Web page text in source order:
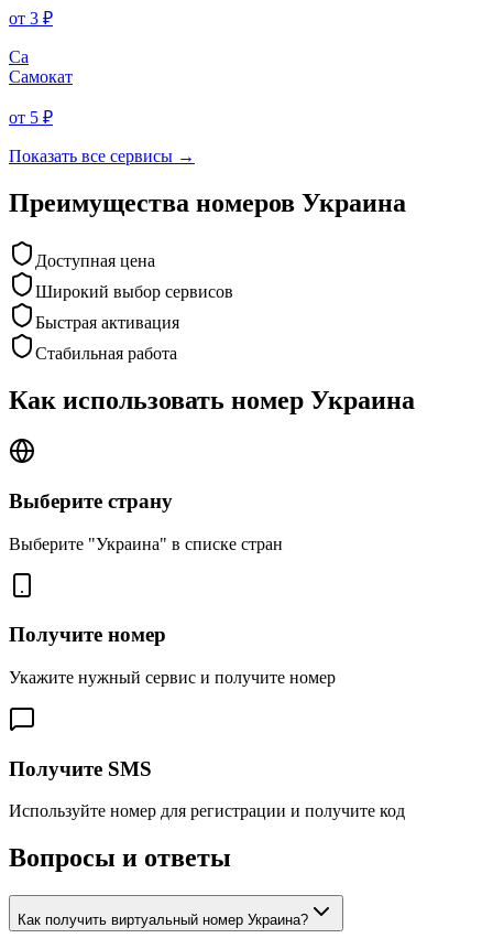
от 3 ₽
Са
Самокат
от 5 ₽
Показать все сервисы →
Преимущества номеров Украина
Доступная цена
Широкий выбор сервисов
Быстрая активация
Стабильная работа
Как использовать номер Украина
Выберите страну
Выберите "Украина" в списке стран
Получите номер
Укажите нужный сервис и получите номер
Получите SMS
Используйте номер для регистрации и получите код
Вопросы и ответы
Как получить виртуальный номер Украина?